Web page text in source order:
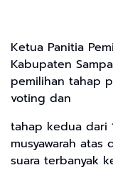
Ketua Panitia
Kabupaten
pemilihan tahap
voting dan
tahap kedua dari
musyawarah atas
suara terbanyak